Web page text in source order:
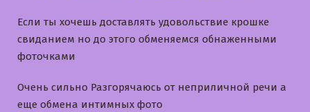
Если ты хочешь доставлять удовольствие крошке
свиданием но до этого обменяемся обнаженными
фоточками
Очень сильно Разгорячаюсь от неприличной речи а
еще обмена интимных фото